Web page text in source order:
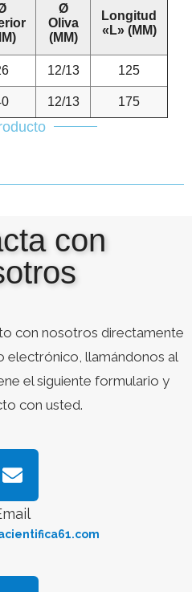
Ø
Oliva
(MM)
Longitud
«L» (MM)
12/13 125
12/13 175
con
con nosotros directamente
electrónico, llamándonos al
el siguiente formulario y
con usted.